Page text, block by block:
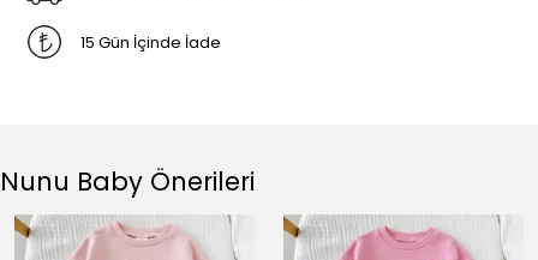
15 Gün İçinde İade
Nunu Baby Önerileri